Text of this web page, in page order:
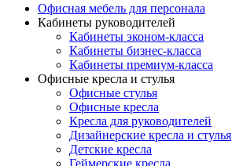
Офисная мебель для персонала
Кабинеты руководителей
Кабинеты эконом-класса
Кабинеты бизнес-класса
Кабинеты премиум-класса
Офисные кресла и стулья
Офисные стулья
Офисные кресла
Кресла для руководителей
Дизайнерские кресла и стулья
Детские кресла
Геймерские кресла